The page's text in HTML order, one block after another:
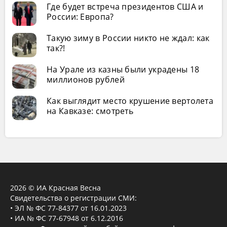
Где будет встреча президентов США и
России: Европа?
Такую зиму в России никто не ждал: как
так?!
На Урале из казны были украдены 18
миллионов рублей
Как выглядит место крушение вертолета
на Кавказе: смотреть
2026 © ИА Красная Весна
Свидетельства о регистрации СМИ:
• ЭЛ № ФС 77-84377 от 16.01.2023
• ИА № ФС 77-67948 от 6.12.2016